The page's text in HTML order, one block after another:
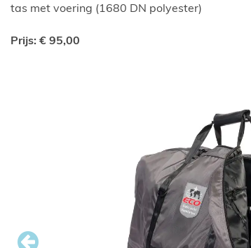
tas met voering (1680 DN polyester)
Prijs: € 95,00